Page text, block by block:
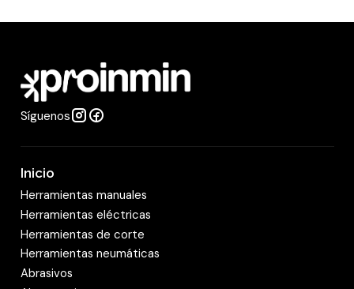
d
Síguenos
Inicio
Herramientas manuales
Herramientas eléctricas
Herramientas de corte
Herramientas neumáticas
Abrasivos